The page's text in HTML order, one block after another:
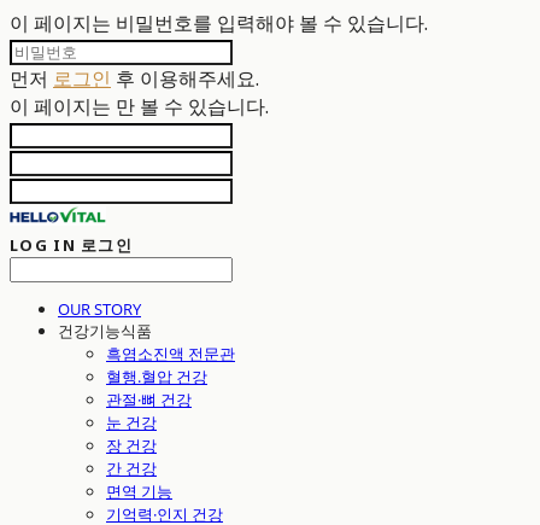
이 페이지는 비밀번호를 입력해야 볼 수 있습니다.
먼저 로그인 후 이용해주세요.
이 페이지는 만 볼 수 있습니다.
LOG IN 로그인
OUR STORY
건강기능식품
흑염소진액 전문관
혈행.혈압 건강
관절·뼈 건강
눈 건강
장 건강
간 건강
면역 기능
기억력·인지 건강